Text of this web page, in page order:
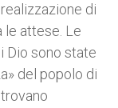
di
le attese. Le
Dio sono state
del popolo di